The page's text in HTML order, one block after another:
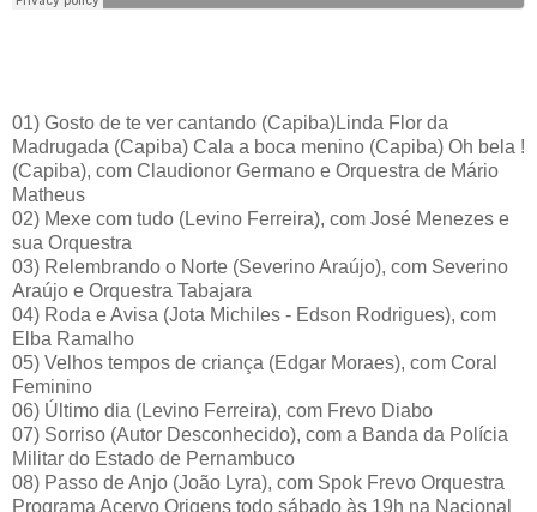
01) Gosto de te ver cantando (Capiba)Linda Flor da
Madrugada (Capiba) Cala a boca menino (Capiba) Oh bela !
(Capiba), com Claudionor Germano e Orquestra de Mário
Matheus
02) Mexe com tudo (Levino Ferreira), com José Menezes e
sua Orquestra
03) Relembrando o Norte (Severino Araújo), com Severino
Araújo e Orquestra Tabajara
04) Roda e Avisa (Jota Michiles - Edson Rodrigues), com
Elba Ramalho
05) Velhos tempos de criança (Edgar Moraes), com Coral
Feminino
06) Último dia (Levino Ferreira), com Frevo Diabo
07) Sorriso (Autor Desconhecido), com a Banda da Polícia
Militar do Estado de Pernambuco
08) Passo de Anjo (João Lyra), com Spok Frevo Orquestra
Programa Acervo Origens todo sábado às 19h na Nacional